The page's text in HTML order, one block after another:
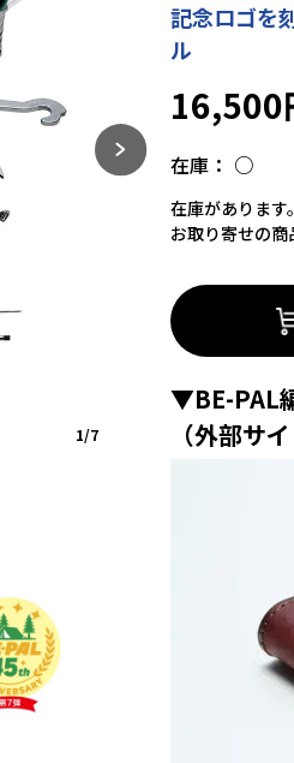
1/7
記念ロゴを
ル
16,500
在庫： ○
在庫があります
お取り寄せの商
▼BE-PAL
（外部サ